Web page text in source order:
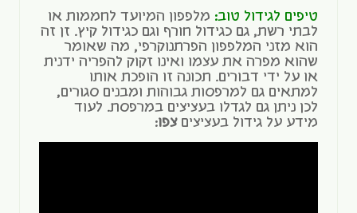
טיפים לגידול טוב: מלפפון המיועד לחממות או
לבתי רשת, גם כגידול חורף וגם כגידול קיץ. זן זה
הוא מזני המלפפון הפרתנוקרפי, מה שאומר
שהוא מפרה את עצמו ואינו זקוק להפריה ידנית
או על ידי דבורים. תכונה זו הופכת אותו
למתאים גם למרפסות גבוהות ומבנים סגורים,
לכן ניתן גם לגדלו בעציצים במרפסת. לעוד
מידע על גידול בעציציםצפו: